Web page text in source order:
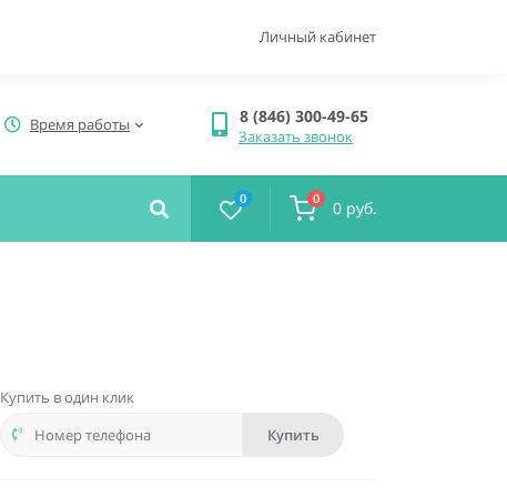
Личный кабинет
Время работы 8 (846) 300-49-65
Заказать звонок
0 0 0 руб.
Купить в один клик
Купить